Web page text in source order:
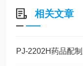
相关文章